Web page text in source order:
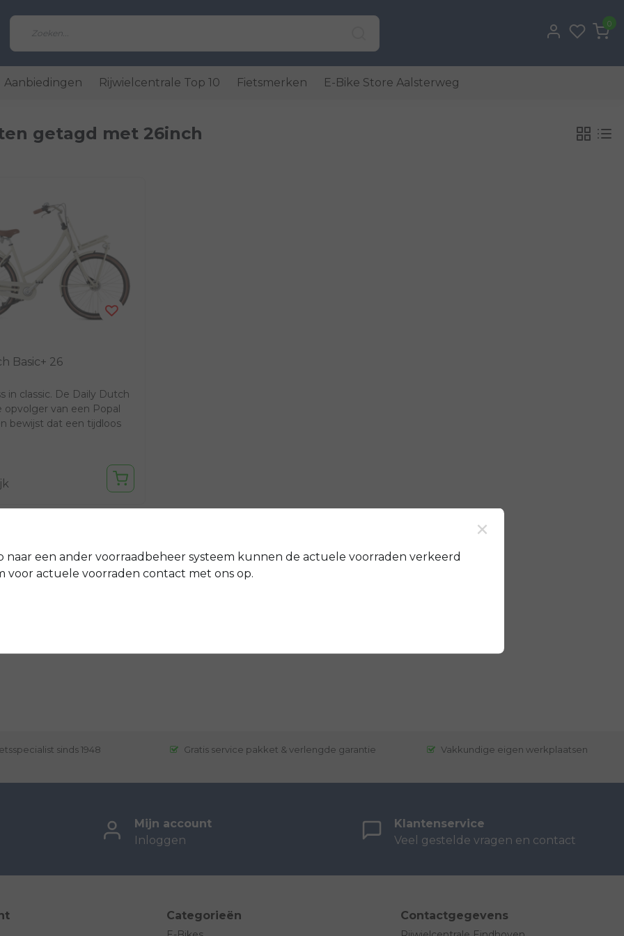
0
Aanbiedingen Rijwielcentrale Top 10 Fietsmerken E-Bike Store Aalsterweg
getagd met 26inch
Basic+ 26
in classic. De Daily Dutch
opvolger van een Popal
bewijst dat een tijdloos
sinds 1948 Gratis service pakket & verlengde garantie Vakkundige eigen werkplaatsen
Mijn account
Inloggen
Klantenservice
Veel gestelde vragen en contact
Categorieën Contactgegevens
×
naar een ander voorraadbeheer systeem kunnen de actuele voorraden verkeerd
voor actuele voorraden contact met ons op.